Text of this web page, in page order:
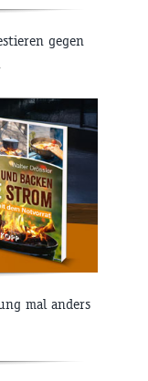
gegen
mal anders